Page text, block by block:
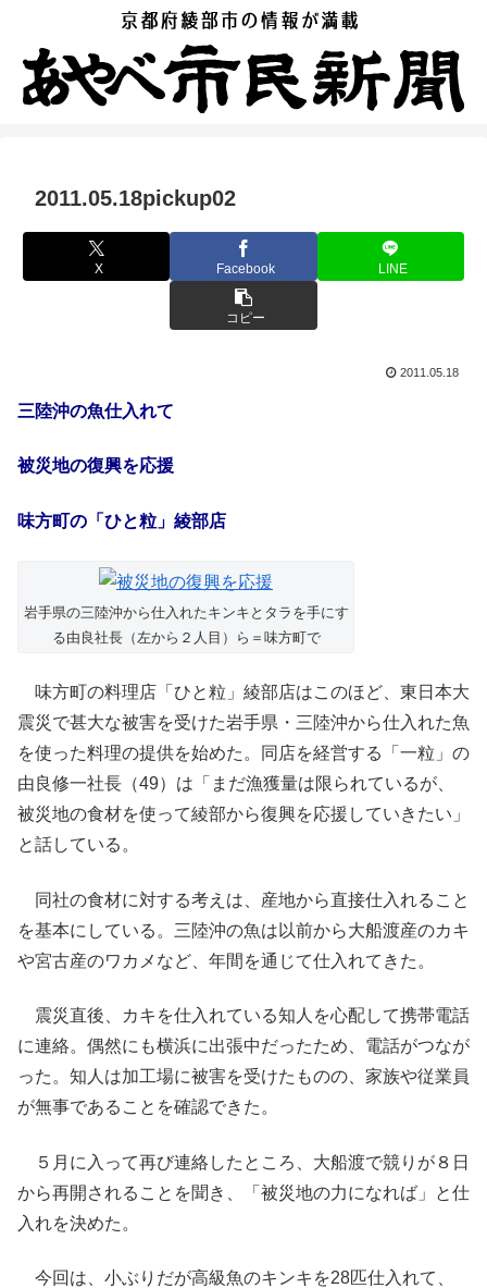
2011.05.18pickup02
X Facebook LINE
コピー
2011.05.18
三陸沖の魚仕入れて
被災地の復興を応援
味方町の「ひと粒」綾部店
岩手県の三陸沖から仕入れたキンキとタラを手にす
る由良社長（左から２人目）ら＝味方町で
味方町の料理店「ひと粒」綾部店はこのほど、東日本大
震災で甚大な被害を受けた岩手県・三陸沖から仕入れた魚
を使った料理の提供を始めた。同店を経営する「一粒」の
由良修一社長（49）は「まだ漁獲量は限られているが、
被災地の食材を使って綾部から復興を応援していきたい」
と話している。
同社の食材に対する考えは、産地から直接仕入れること
を基本にしている。三陸沖の魚は以前から大船渡産のカキ
や宮古産のワカメなど、年間を通じて仕入れてきた。
震災直後、カキを仕入れている知人を心配して携帯電話
に連絡。偶然にも横浜に出張中だったため、電話がつなが
った。知人は加工場に被害を受けたものの、家族や従業員
が無事であることを確認できた。
５月に入って再び連絡したところ、大船渡で競りが８日
から再開されることを聞き、「被災地の力になれば」と仕
入れを決めた。
今回は、小ぶりだが高級魚のキンキを28匹仕入れて、